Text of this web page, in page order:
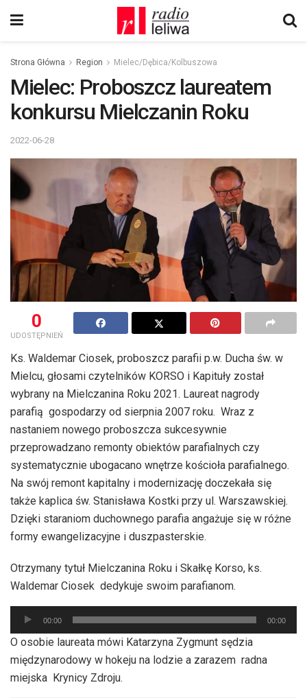
Strona Główna Region Mielec/Dębica/Kolbuszowa
Mielec: Proboszcz laureatem
konkursu Mielczanin Roku
2022-06-28
0
UDOSTĘPNIEŃ
Ks. Waldemar Ciosek, proboszcz parafii p.w. Ducha św. w
Mielcu, głosami czytelników KORSO i Kapituły został
wybrany na Mielczanina Roku 2021. Laureat nagrody
parafią gospodarzy od sierpnia 2007 roku. Wraz z
nastaniem nowego proboszcza sukcesywnie
przeprowadzano remonty obiektów parafialnych czy
systematycznie ubogacano wnętrze kościoła parafialnego.
Na swój remont kapitalny i modernizację doczekała się
także kaplica św. Stanisława Kostki przy ul. Warszawskiej.
Dzięki staraniom duchownego parafia angażuje się w różne
formy ewangelizacyjne i duszpasterskie.
Otrzymany tytuł Mielczanina Roku i Skałkę Korso, ks.
Waldemar Ciosek dedykuje swoim parafianom.
Odtwarzacz
plików
dźwiękowych
00:00 00:00
O osobie laureata mówi Katarzyna Zygmunt sędzia
międzynarodowy w hokeju na lodzie a zarazem radna
miejska Krynicy Zdroju.